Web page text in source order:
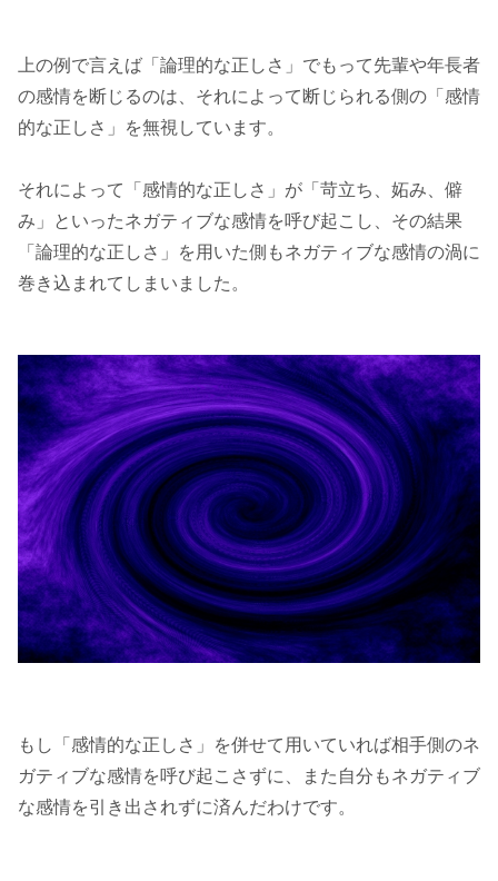
上の例で言えば「論理的な正しさ」でもって先輩や年長者
の感情を断じるのは、それによって断じられる側の「感情
的な正しさ」を無視しています。
それによって「感情的な正しさ」が「苛立ち、妬み、僻
み」といったネガティブな感情を呼び起こし、その結果
「論理的な正しさ」を用いた側もネガティブな感情の渦に
巻き込まれてしまいました。
もし「感情的な正しさ」を併せて用いていれば相手側のネ
ガティブな感情を呼び起こさずに、また自分もネガティブ
な感情を引き出されずに済んだわけです。